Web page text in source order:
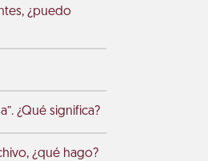
¿puedo
¿Qué significa?
¿qué hago?